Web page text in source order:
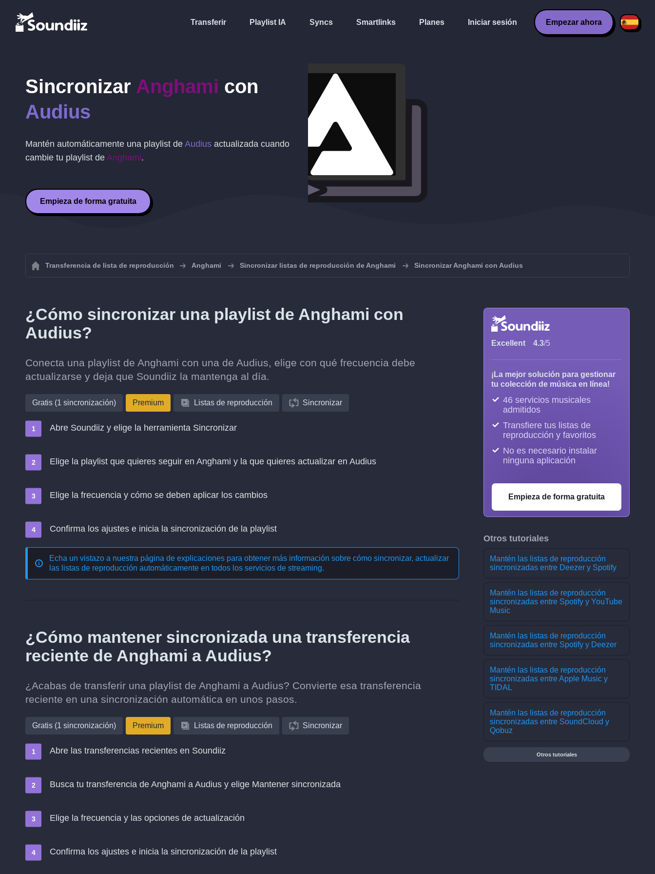
Transferir Playlist IA Syncs Smartlinks Planes Iniciar sesión Empezar ahora
Sincronizar Anghami con
Audius
Mantén automáticamente una playlist de Audius actualizada cuando
cambie tu playlist de Anghami.
Empieza de forma gratuita
Transferencia de lista de reproducción Anghami Sincronizar listas de reproducción de Anghami Sincronizar Anghami con Audius
¿Cómo sincronizar una playlist de Anghami con
Audius?
Conecta una playlist de Anghami con una de Audius, elige con qué frecuencia debe
actualizarse y deja que Soundiiz la mantenga al día.
Gratis (1 sincronización) Premium Listas de reproducción Sincronizar
Abre Soundiiz y elige la herramienta Sincronizar
Elige la playlist que quieres seguir en Anghami y la que quieres actualizar en Audius
Elige la frecuencia y cómo se deben aplicar los cambios
Confirma los ajustes e inicia la sincronización de la playlist
Echa un vistazo a nuestra página de explicaciones para obtener más información sobre cómo sincronizar, actualizar
las listas de reproducción automáticamente en todos los servicios de streaming.
¿Cómo mantener sincronizada una transferencia
reciente de Anghami a Audius?
¿Acabas de transferir una playlist de Anghami a Audius? Convierte esa transferencia
reciente en una sincronización automática en unos pasos.
Gratis (1 sincronización) Premium Listas de reproducción Sincronizar
Abre las transferencias recientes en Soundiiz
Busca tu transferencia de Anghami a Audius y elige Mantener sincronizada
Elige la frecuencia y las opciones de actualización
Confirma los ajustes e inicia la sincronización de la playlist
Excellent 4.3/5
¡La mejor solución para gestionar
tu colección de música en línea!
46 servicios musicales
admitidos
Transfiere tus listas de
reproducción y favoritos
No es necesario instalar
ninguna aplicación
Empieza de forma gratuita
Otros tutoriales
Mantén las listas de reproducción
sincronizadas entre Deezer y Spotify
Mantén las listas de reproducción
sincronizadas entre Spotify y YouTube
Music
Mantén las listas de reproducción
sincronizadas entre Spotify y Deezer
Mantén las listas de reproducción
sincronizadas entre Apple Music y
TIDAL
Mantén las listas de reproducción
sincronizadas entre SoundCloud y
Qobuz
Otros tutoriales